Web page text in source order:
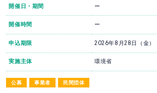
公募 事業者 民間団体
開催日・期間 ー
開催時間 ー
申込期限 2026年8月28日（金）
実施主体 環境省